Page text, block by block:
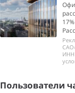
ИНН
Пользователи